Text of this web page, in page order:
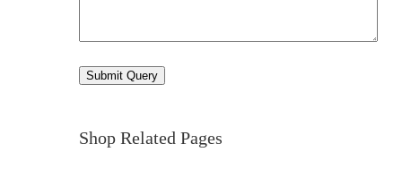
Shop Related Pages